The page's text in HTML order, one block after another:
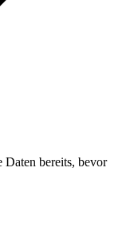
Daten bereits, bevor